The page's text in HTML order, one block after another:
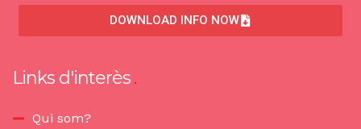
DOWNLOAD INFO NOW
Links d'interès
Qui som?